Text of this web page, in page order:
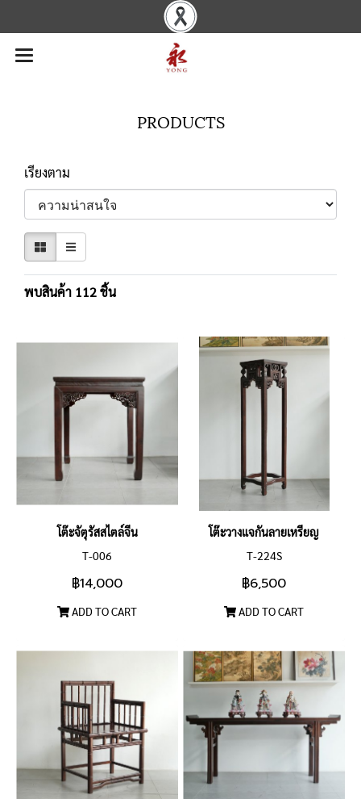
PRODUCTS
เรียงตาม
พบสินค้า 112 ชิ้น
โต๊ะจัตุรัสสไตล์จีน
T-006
฿14,000
ADD TO CART
โต๊ะวางแจกันลายเหรียญ
T-224S
฿6,500
ADD TO CART